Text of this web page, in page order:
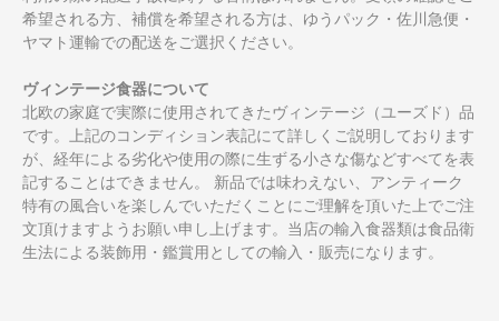
希望される方、補償を希望される方は、ゆうパック・佐川急便・
ヤマト運輸での配送をご選択ください。
ヴィンテージ食器について
北欧の家庭で実際に使用されてきたヴィンテージ（ユーズド）品
です。上記のコンディション表記にて詳しくご説明しております
が、経年による劣化や使用の際に生ずる小さな傷などすべてを表
記することはできません。 新品では味わえない、アンティーク
特有の風合いを楽しんでいただくことにご理解を頂いた上でご注
文頂けますようお願い申し上げます。当店の輸入食器類は食品衛
生法による装飾用・鑑賞用としての輸入・販売になります。